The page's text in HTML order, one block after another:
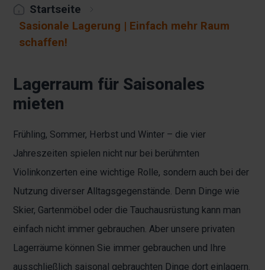
Startseite
Sasionale Lagerung | Einfach mehr Raum
schaffen!
Lagerraum für Saisonales
mieten
Frühling, Sommer, Herbst und Winter – die vier
Jahreszeiten spielen nicht nur bei berühmten
Violinkonzerten eine wichtige Rolle, sondern auch bei der
Nutzung diverser Alltagsgegenstände. Denn Dinge wie
Skier, Gartenmöbel oder die Tauchausrüstung kann man
einfach nicht immer gebrauchen. Aber unsere privaten
Lagerräume können Sie immer gebrauchen und Ihre
ausschließlich saisonal gebrauchten Dinge dort einlagern.